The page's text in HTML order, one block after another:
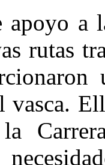
apoyo a
rutas
vasca.